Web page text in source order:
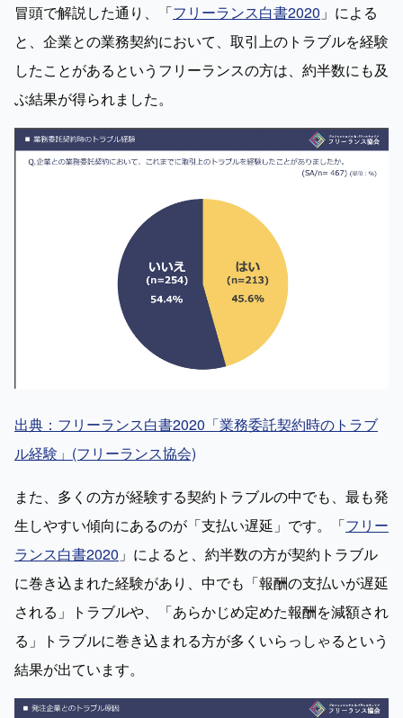
冒頭で解説した通り、「フリーランス白書2020 」による
と、企業との業務契約において、取引上のトラブルを経験
したことがあるというフリーランスの方は、約半数にも及
ぶ結果が得られました。
出典：フリーランス白書2020「業務委託契約時のトラブ
ル経験」(フリーランス協会)
また、多くの方が経験する契約トラブルの中でも、最も発
生しやすい傾向にあるのが「支払い遅延」です。「フリー
ランス白書2020 」によると、約半数の方が契約トラブル
に巻き込まれた経験があり、中でも「報酬の支払いが遅延
される」トラブルや、「あらかじめ定めた報酬を減額され
る」トラブルに巻き込まれる方が多くいらっしゃるという
結果が出ています。